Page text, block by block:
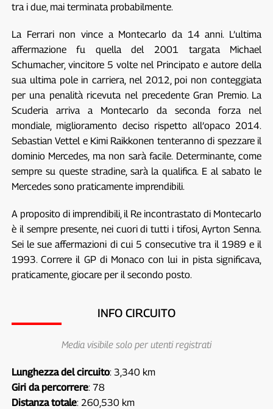
tra i due, mai terminata probabilmente.
La Ferrari non vince a Montecarlo da 14 anni. L’ultima
affermazione fu quella del 2001 targata Michael
Schumacher, vincitore 5 volte nel Principato e autore della
sua ultima pole in carriera, nel 2012, poi non conteggiata
per una penalità ricevuta nel precedente Gran Premio. La
Scuderia arriva a Montecarlo da seconda forza nel
mondiale, miglioramento deciso rispetto all’opaco 2014.
Sebastian Vettel e Kimi Raikkonen tenteranno di spezzare il
dominio Mercedes, ma non sarà facile. Determinante, come
sempre su queste stradine, sarà la qualifica. E al sabato le
Mercedes sono praticamente imprendibili.
A proposito di imprendibili, il Re incontrastato di Montecarlo
è il sempre presente, nei cuori di tutti i tifosi, Ayrton Senna.
Sei le sue affermazioni di cui 5 consecutive tra il 1989 e il
1993. Correre il GP di Monaco con lui in pista significava,
praticamente, giocare per il secondo posto.
INFO CIRCUITO
Media visibile solo per utenti registrati
Lunghezza del circuito: 3,340 km
Giri da percorrere: 78
Distanza totale: 260,530 km